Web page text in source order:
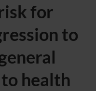
for
to
health